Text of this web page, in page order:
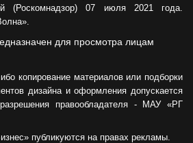
(Роскомнадзор) 07 июля 2021 года.
для просмотра лицам
копирование материалов или подборки
дизайна и оформления допускается
правообладателя - МАУ «РГ
публикуются на правах рекламы.